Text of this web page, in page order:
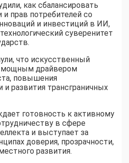
как сбалансировать
прав потребителей со
и инвестиций в ИИ,
суверенитет
что искусственный
мощным драйвером
повышения
и развития трансграничных
готовность к активному
в сфере
и выступает за
доверия, прозрачности,
развития.